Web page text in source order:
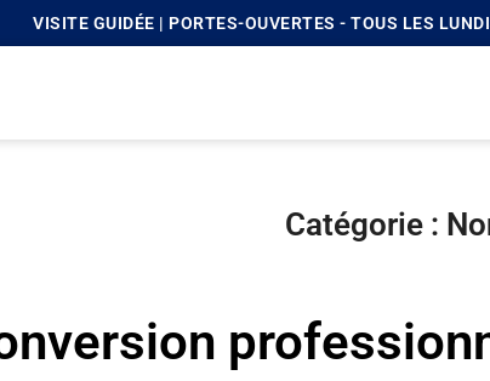
VISITE GUIDÉE | PORTES-OUVERTES - TOUS LES
Catégorie :